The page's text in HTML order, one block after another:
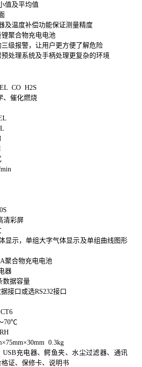
值及平均值
及温度补偿功能保证测量精度
聚合物充电电池
级报警，让用户更方便了解危险
预处理系统及手柄处理更复杂的环境
CO H2S
、 催化燃烧
清彩屏
显示，单组大字气体显示及单组曲线图形
聚合物充电电池
器
数据容量
接口或选RS232接口
6
70℃
75mm×30mm 0.3kg
USB充电器、鳄鱼夹、水尘过滤器、通讯
证、保修卡、说明书